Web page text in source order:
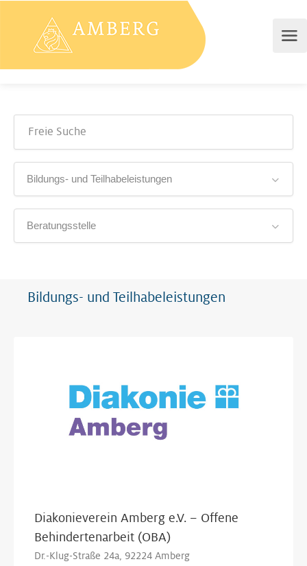
Bildungs- und Teilhabeleistungen
Beratungsstelle
Bildungs- und Teilhabeleistungen
Diakonieverein Amberg e.V. – Offene
Behindertenarbeit (OBA)
Dr.-Klug-Straße 24a, 92224 Amberg